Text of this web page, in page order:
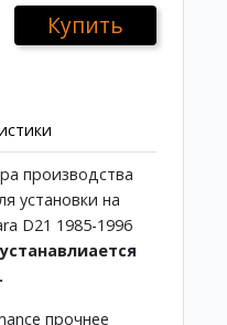
Купить
производства
установки на
D21 1985-1996
прочнее